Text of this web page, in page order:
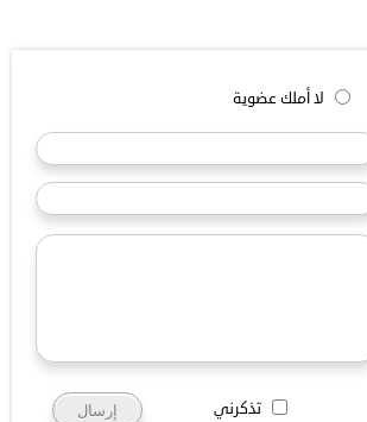
لا أملك عضوية
تذكرني